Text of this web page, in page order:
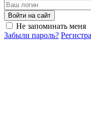
Войти на сайт
Не запоминать меня
Забыли пароль?